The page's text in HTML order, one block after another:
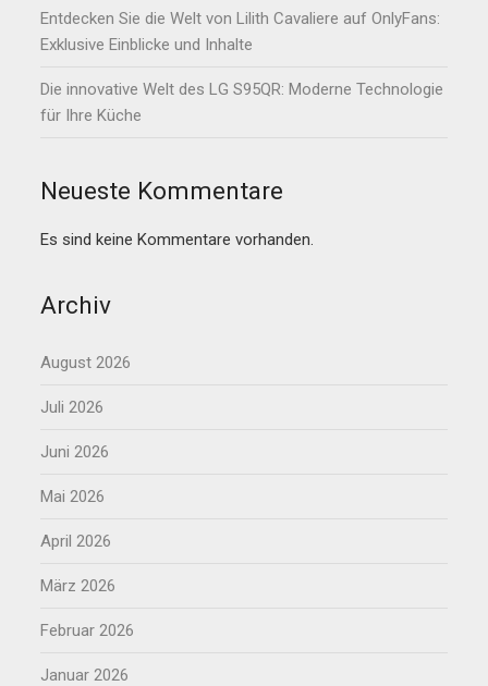
Entdecken Sie die Welt von Lilith Cavaliere auf OnlyFans:
Exklusive Einblicke und Inhalte
Die innovative Welt des LG S95QR: Moderne Technologie
für Ihre Küche
Neueste Kommentare
Es sind keine Kommentare vorhanden.
Archiv
August 2026
Juli 2026
Juni 2026
Mai 2026
April 2026
März 2026
Februar 2026
Januar 2026